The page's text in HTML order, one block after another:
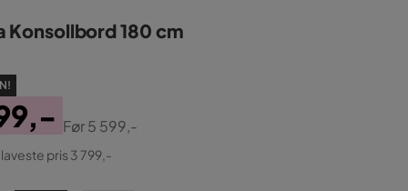
Konsollbord 180 cm
Før5 599,-
pris 3 799,-